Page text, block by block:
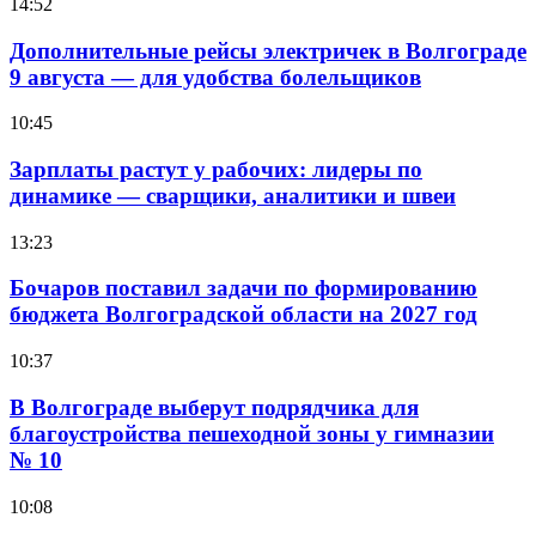
Дополнительные рейсы электричек в Волгограде
9 августа — для удобства болельщиков
10:45
Зарплаты растут у рабочих: лидеры по
динамике — сварщики, аналитики и швеи
13:23
Бочаров поставил задачи по формированию
бюджета Волгоградской области на 2027 год
10:37
В Волгограде выберут подрядчика для
благоустройства пешеходной зоны у гимназии
№ 10
10:08